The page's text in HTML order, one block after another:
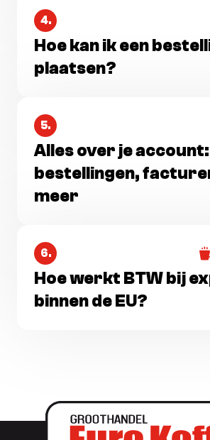
4.
Hoe kan ik een
plaatsen?
5.
Alles over je account:
bestellingen,
meer
6.
Hoe werkt BTW bij
binnen de EU?